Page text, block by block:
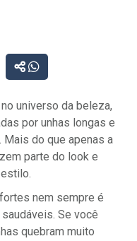
universo da beleza,
por unhas longas e
do que apenas a
parte do look e
nem sempre é
Se você
quebram muito